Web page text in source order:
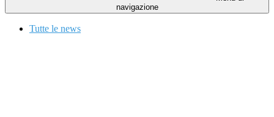
navigazione
Tutte le news